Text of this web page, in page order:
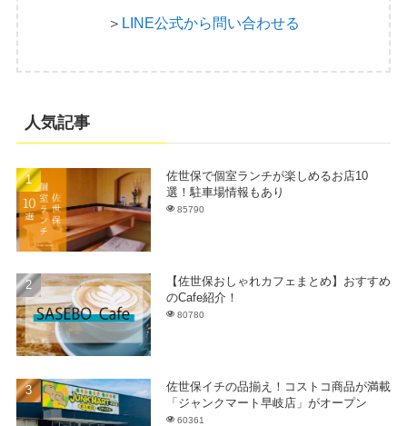
＞ LINE公式から問い合わせる
人気記事
佐世保で個室ランチが楽しめるお店10
選！駐車場情報もあり
85790
【佐世保おしゃれカフェまとめ】おすすめ
のCafe紹介！
80780
佐世保イチの品揃え！コストコ商品が満載
「ジャンクマート早岐店」がオープン
60361